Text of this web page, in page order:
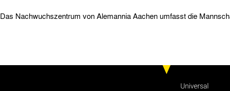
Das Nachwuchszentrum von Alemannia Aachen umfasst die